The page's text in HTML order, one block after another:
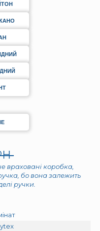
враховані коробка,
бо вона залежить
ручки.